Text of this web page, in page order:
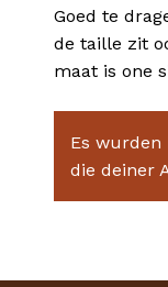
Goed te
de taille zit
maat is one
Es wurden
die deiner